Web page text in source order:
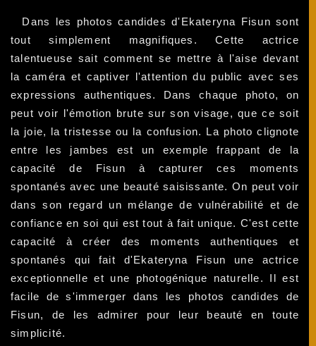
Dans les photos candides d'Ekateryna Fisun sont
tout simplement magnifiques. Cette actrice
talentueuse sait comment se mettre à l'aise devant
la caméra et captiver l'attention du public avec ses
expressions authentiques. Dans chaque photo, on
peut voir l'émotion brute sur son visage, que ce soit
la joie, la tristesse ou la confusion. La photo clignote
entre les jambes est un exemple frappant de la
capacité de Fisun à capturer ces moments
spontanés avec une beauté saisissante. On peut voir
dans son regard un mélange de vulnérabilité et de
confiance en soi qui est tout à fait unique. C'est cette
capacité à créer des moments authentiques et
spontanés qui fait d'Ekateryna Fisun une actrice
exceptionnelle et une photogénique naturelle. Il est
facile de s'immerger dans les photos candides de
Fisun, de les admirer pour leur beauté en toute
simplicité.